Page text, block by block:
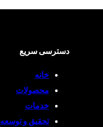
دسترسی سریع
خانه
محصولات
خدمات
تحقیق و توسعه